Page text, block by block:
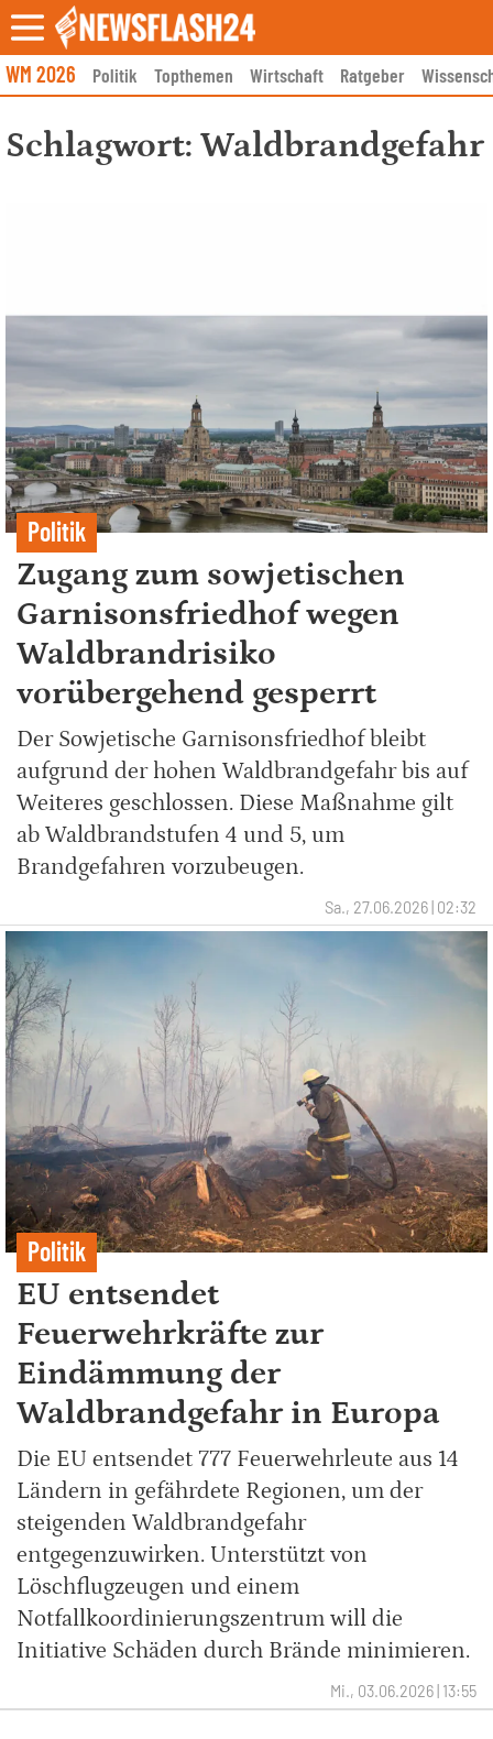
Skip
to
content
WM 2026 Politik Topthemen Wirtschaft Ratgeber
Schlagwort: Waldbrandgefahr
Politik
Zugang zum sowjetischen
Garnisonsfriedhof wegen
Waldbrandrisiko
vorübergehend gesperrt
Der Sowjetische Garnisonsfriedhof bleibt
aufgrund der hohen Waldbrandgefahr bis auf
Weiteres geschlossen. Diese Maßnahme gilt
ab Waldbrandstufen 4 und 5, um
Brandgefahren vorzubeugen.
Sa., 27.06.2026 | 02:32
Politik
EU entsendet
Feuerwehrkräfte zur
Eindämmung der
Waldbrandgefahr in Europa
Die EU entsendet 777 Feuerwehrleute aus 14
Ländern in gefährdete Regionen, um der
steigenden Waldbrandgefahr
entgegenzuwirken. Unterstützt von
Löschflugzeugen und einem
Notfallkoordinierungszentrum will die
Initiative Schäden durch Brände minimieren.
Mi., 03.06.2026 | 13:55